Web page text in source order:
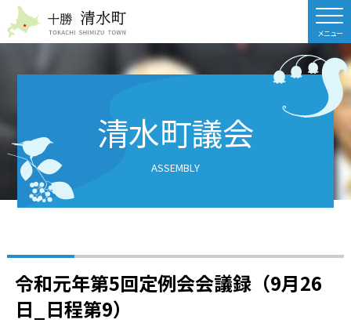
清水町議会
ASSEMBLY
令和元年第5回定例会会議録（9月26
日_日程第9）